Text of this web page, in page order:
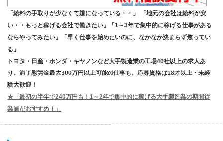
「給料の手取りが少なくて嫌になっている・・」 「地元の会社は給料が安
い・・もっと稼げる会社で働きたい」「1～3年で集中的に稼げる仕事がある
ならやってみたい」「早く仕事を始めたいのに、なかなか決まらず焦ってい
る」
トヨタ・日産・ホンダ・キヤノンなど大手製造業の工場40社以上の求人あ
り。満了慰労金最大300万円以上可能の仕事も。応募資格は18才以上・未経
験大歓迎！
★「最初の半年で240万円も！1～2年で集中的に稼げる大手製造業の期間従
業員がおすすめ！」